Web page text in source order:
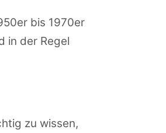
bis 1970er
in der Regel
zu wissen,